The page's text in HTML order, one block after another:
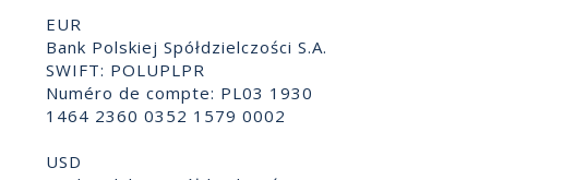
EUR
Bank Polskiej Spółdzielczości S.A.
SWIFT: POLUPLPR
Numéro de compte: PL03 1930
1464 2360 0352 1579 0002
USD